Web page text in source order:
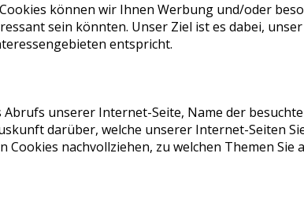
können wir Ihnen Werbung und/oder
sein könnten. Unser Ziel ist es dabei,
entspricht.
unserer Internet-Seite, Name der
darüber, welche unserer Internet-Seiten
nachvollziehen, zu welchen Themen